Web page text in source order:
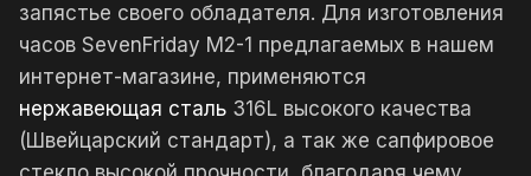
запястье своего обладателя. Для изготовления
часов SevenFriday M2-1 предлагаемых в нашем
интернет-магазине, применяются
нержавеющая сталь 316L высокого качества
(Швейцарский стандарт), а так же сапфировое